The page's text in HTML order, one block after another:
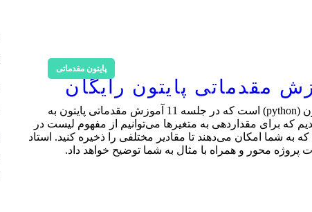
پایتون مقدماتی
دیکشنری در پایتون یکی از مفاهیم کاربردی در زبان برنامه نویسی پایتون (python) است که در جلسه 11 آموزش مقدماتی پایتون به
برای مقداردهی به متغیرها می‌توانیم از مفهوم لیست در
به شما امکان می‌دهند تا مقادیر مختلفی را ذخیره کنید. استاد
پروژه محور و همراه با مثال به شما توضیح خواهد داد.